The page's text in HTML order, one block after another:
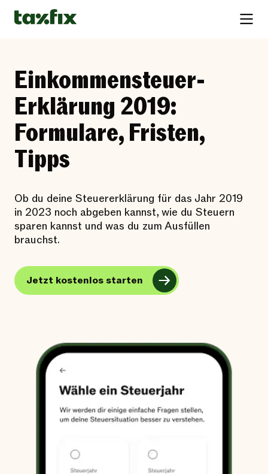
Einkommensteuer-
Erklärung 2019:
Formulare, Fristen,
Tipps
Ob du deine Steuererklärung für das Jahr 2019
in 2023 noch abgeben kannst, wie du Steuern
sparen kannst und was du zum Ausfüllen
brauchst.
Jetzt kostenlos starten